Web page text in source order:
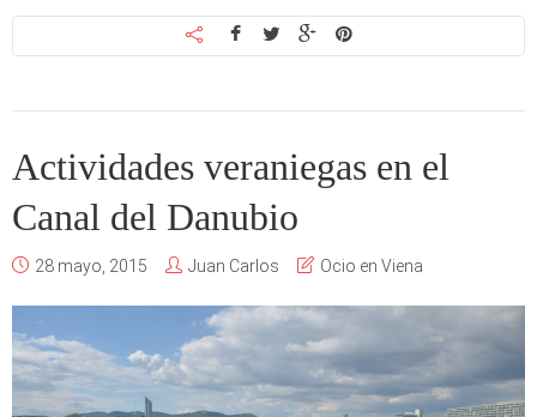
Actividades veraniegas en el
Canal del Danubio
28 mayo, 2015 Juan Carlos Ocio en Viena